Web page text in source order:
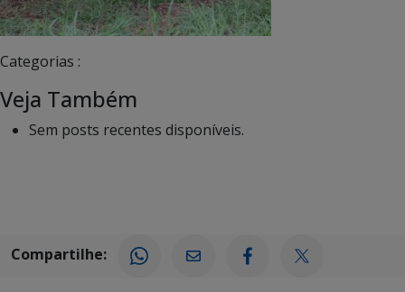
Categorias :
Veja Também
Sem posts recentes disponíveis.
Compartilhe: